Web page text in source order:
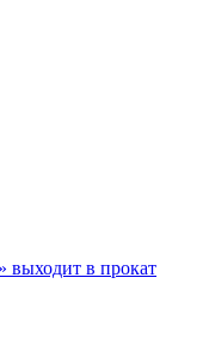
выходит в прокат